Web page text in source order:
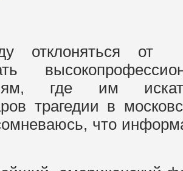
отклоняться от
где им
трагедии в
что